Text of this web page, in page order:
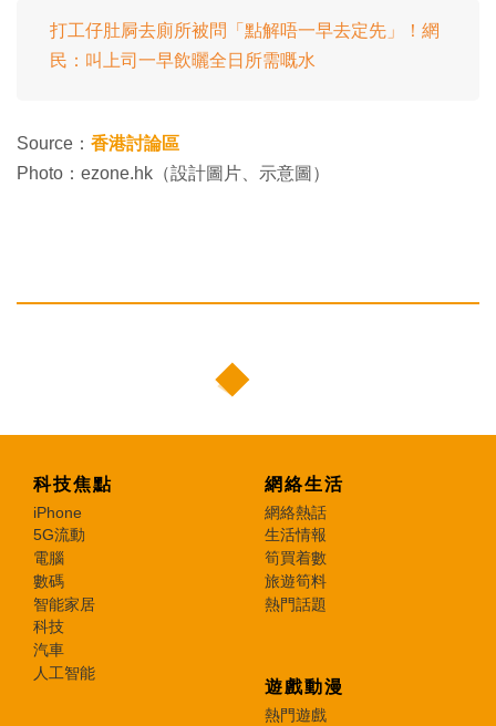
打工仔肚屙去廁所被問「點解唔一早去定先」！網
民：叫上司一早飲曬全日所需嘅水
Source： 香港討論區
Photo：ezone.hk（設計圖片、示意圖）
科技焦點
iPhone
5G流動
電腦
數碼
智能家居
科技
汽車
人工智能
網絡生活
網絡熱話
生活情報
筍買着數
旅遊筍料
熱門話題
遊戲動漫
熱門遊戲